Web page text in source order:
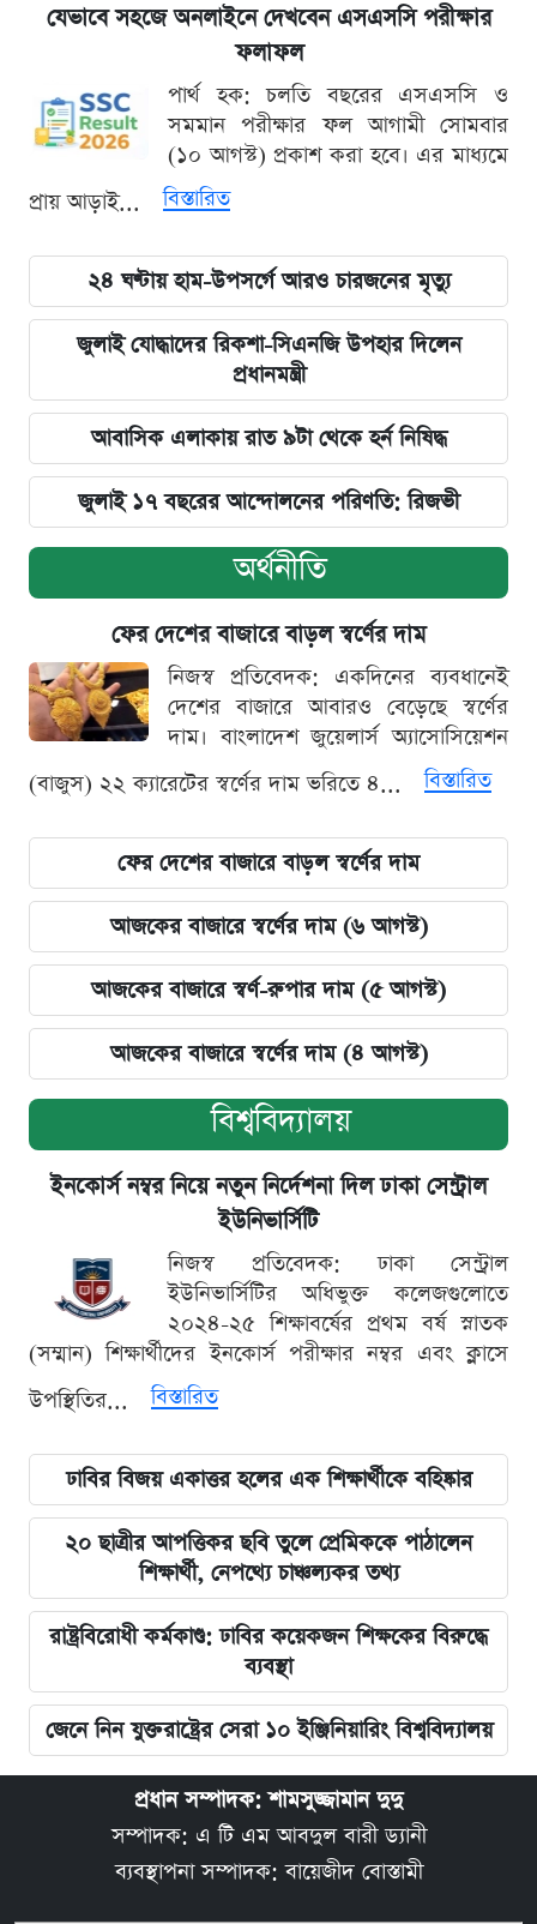
যেভাবে সহজে অনলাইনে দেখবেন এসএসসি পরীক্ষার
ফলাফল
পার্থ হক: চলতি বছরের এসএসসি ও
সমমান পরীক্ষার ফল আগামী সোমবার
(১০ আগস্ট) প্রকাশ করা হবে। এর মাধ্যমে
প্রায় আড়াই...
বিস্তারিত
২৪ ঘণ্টায় হাম-উপসর্গে আরও চারজনের মৃত্যু
জুলাই যোদ্ধাদের রিকশা-সিএনজি উপহার দিলেন
প্রধানমন্ত্রী
আবাসিক এলাকায় রাত ৯টা থেকে হর্ন নিষিদ্ধ
জুলাই ১৭ বছরের আন্দোলনের পরিণতি: রিজভী
অর্থনীতি
ফের দেশের বাজারে বাড়ল স্বর্ণের দাম
নিজস্ব প্রতিবেদক: একদিনের ব্যবধানেই
দেশের বাজারে আবারও বেড়েছে স্বর্ণের
দাম। বাংলাদেশ জুয়েলার্স অ্যাসোসিয়েশন
(বাজুস) ২২ ক্যারেটের স্বর্ণের দাম ভরিতে ৪...
বিস্তারিত
ফের দেশের বাজারে বাড়ল স্বর্ণের দাম
আজকের বাজারে স্বর্ণের দাম (৬ আগস্ট)
আজকের বাজারে স্বর্ণ-রুপার দাম (৫ আগস্ট)
আজকের বাজারে স্বর্ণের দাম (৪ আগস্ট)
বিশ্ববিদ্যালয়
ইনকোর্স নম্বর নিয়ে নতুন নির্দেশনা দিল ঢাকা সেন্ট্রাল
ইউনিভার্সিটি
নিজস্ব প্রতিবেদক: ঢাকা সেন্ট্রাল
ইউনিভার্সিটির অধিভুক্ত কলেজগুলোতে
২০২৪-২৫ শিক্ষাবর্ষের প্রথম বর্ষ স্নাতক
(সম্মান) শিক্ষার্থীদের ইনকোর্স পরীক্ষার নম্বর এবং ক্লাসে
উপস্থিতির...
বিস্তারিত
ঢাবির বিজয় একাত্তর হলের এক শিক্ষার্থীকে বহিষ্কার
২০ ছাত্রীর আপত্তিকর ছবি তুলে প্রেমিককে পাঠালেন
শিক্ষার্থী, নেপথ্যে চাঞ্চল্যকর তথ্য
রাষ্ট্রবিরোধী কর্মকাণ্ড: ঢাবির কয়েকজন শিক্ষকের বিরুদ্ধে
ব্যবস্থা
জেনে নিন যুক্তরাষ্ট্রের সেরা ১০ ইঞ্জিনিয়ারিং বিশ্ববিদ্যালয়
প্রধান সম্পাদক: শামসুজ্জামান দুদু
সম্পাদক: এ টি এম আবদুল বারী ড্যানী
ব্যবস্থাপনা সম্পাদক: বায়েজীদ বোস্তামী